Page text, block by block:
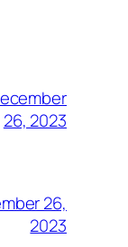
26, 2023
26,
2023